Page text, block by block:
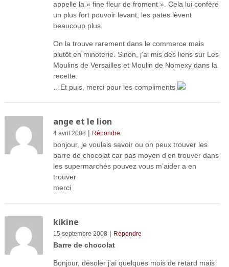
appelle la « fine fleur de froment ». Cela lui confère
un plus fort pouvoir levant, les pates lèvent
beaucoup plus.
On la trouve rarement dans le commerce mais
plutôt en minoterie. Sinon, j’ai mis des liens sur Les
Moulins de Versailles et Moulin de Nomexy dans la
recette.
…Et puis, merci pour les compliments
ange et le lion
4 avril 2008 | Répondre
bonjour, je voulais savoir ou on peux trouver les
barre de chocolat car pas moyen d’en trouver dans
les supermarchés pouvez vous m’aider a en
trouver
merci
kikine
15 septembre 2008 | Répondre
Barre de chocolat
Bonjour, désoler j’ai quelques mois de retard mais